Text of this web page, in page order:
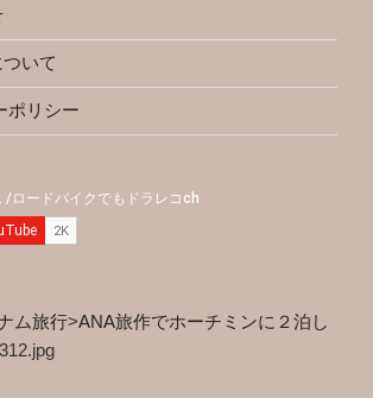
いて
ポリシー
ム旅行>ANA旅作でホーチミンに２泊し